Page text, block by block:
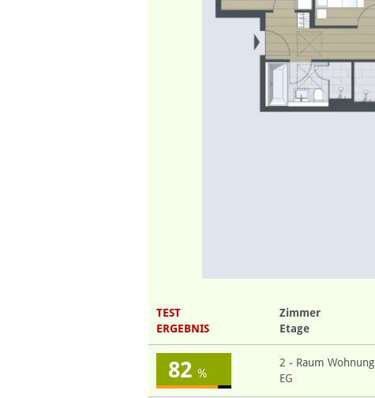
TEST
ERGEBNIS
Zimmer
Etage
82 %
2 - Raum Wohnung
EG